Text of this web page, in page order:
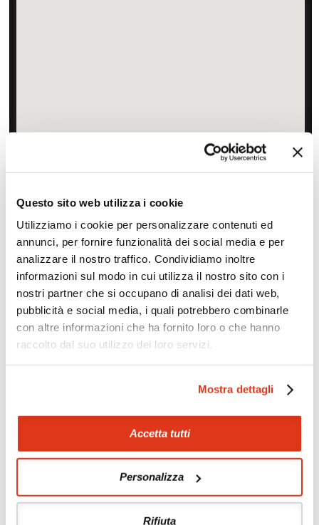
Questo sito web utilizza i cookie
Utilizziamo i cookie per personalizzare contenuti ed
annunci, per fornire funzionalità dei social media e per
analizzare il nostro traffico. Condividiamo inoltre
informazioni sul modo in cui utilizza il nostro sito con i
nostri partner che si occupano di analisi dei dati web,
pubblicità e social media, i quali potrebbero combinarle
con altre informazioni che ha fornito loro o che hanno
raccolto dal suo utilizzo dei loro servizi.
Mostra dettagli
Accetta tutti
Personalizza
Rifiuta
Minimize map
Offerte
Quotazioni di alcune proposte di viaggio, modificabili su
richiesta
Scopri i prezzi »
Da non perdere in Singapore